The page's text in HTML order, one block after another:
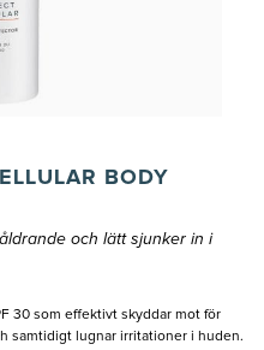
BODY
och lätt sjunker in i
30 som effektivt skyddar mot för
samtidigt lugnar irritationer i huden.